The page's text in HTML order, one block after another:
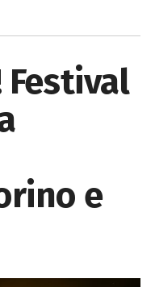
Festival
e